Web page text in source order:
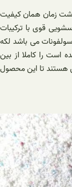
زمان همان کیفیت
قوی با ترکیبات
می باشد لکه
است را کاملا از بین
هستند تا این محصول